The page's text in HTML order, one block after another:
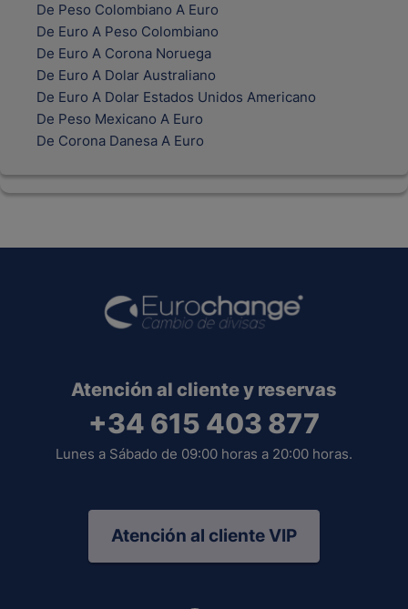
De Peso Colombiano A Euro
De Euro A Peso Colombiano
De Euro A Corona Noruega
De Euro A Dolar Australiano
De Euro A Dolar Estados Unidos Americano
De Peso Mexicano A Euro
De Corona Danesa A Euro
Atención al cliente y reservas
+34 615 403 877
Lunes a Sábado de 09:00 horas a 20:00 horas.
Atención al cliente VIP